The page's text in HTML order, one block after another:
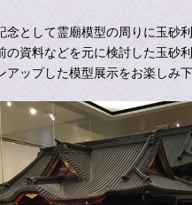
念として霊廟模型の周りに玉砂
の資料などを元に検討した玉砂
アップした模型展示をお楽しみ下